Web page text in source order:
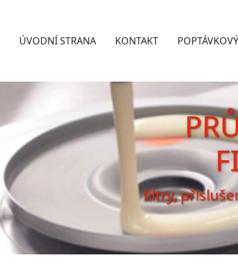
ÚVODNÍ STRANA KONTAKT
filtry,